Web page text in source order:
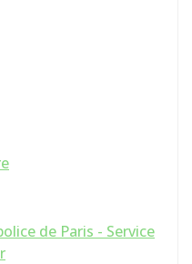
de Paris - Service